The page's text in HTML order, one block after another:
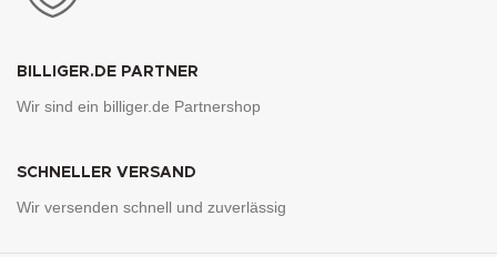
BILLIGER.DE PARTNER
Wir sind ein billiger.de Partnershop
SCHNELLER VERSAND
Wir versenden schnell und zuverlässig